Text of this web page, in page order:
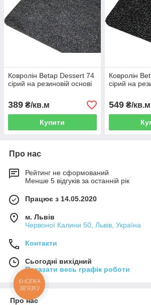
Ковролін Betap Dessert 74
сірий на резиновій основі
389 ₴/кв.м
Купити
Ковролін
сірий на
549₴/кв.м
Про нас
Рейтинг не сформований
Менше 5 відгуків за останній рік
Працює з 14.05.2020
м. Львів
Червоної Калини 50, Львів, Україна
Контакти
Сьогодні вихідний
Показати весь графік роботи
Про нас
КНОПКА
ЗВ'ЯЗКУ